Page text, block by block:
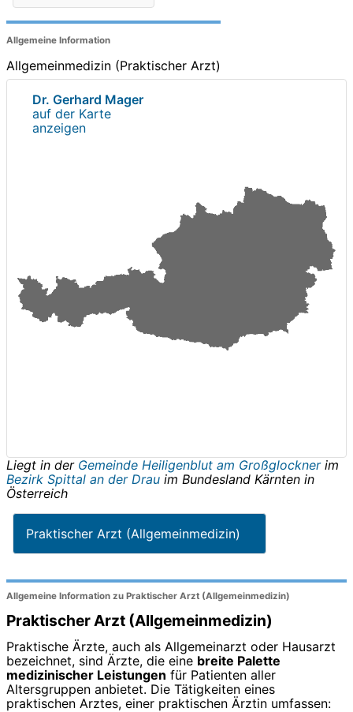
Allgemeine Information
Allgemeinmedizin (Praktischer Arzt)
Dr. Gerhard Mager
auf der Karte
anzeigen
Liegt in der Gemeinde Heiligenblut am Großglockner im
Bezirk Spittal an der Drau im Bundesland Kärnten in
Österreich
Praktischer Arzt (Allgemeinmedizin)
Allgemeine Information zu Praktischer Arzt (Allgemeinmedizin)
Praktischer Arzt (Allgemeinmedizin)
Praktische Ärzte, auch als Allgemeinarzt oder Hausarzt
bezeichnet, sind Ärzte, die eine breite Palette
medizinischer Leistungen für Patienten aller
Altersgruppen anbietet. Die Tätigkeiten eines
praktischen Arztes, einer praktischen Ärztin umfassen: